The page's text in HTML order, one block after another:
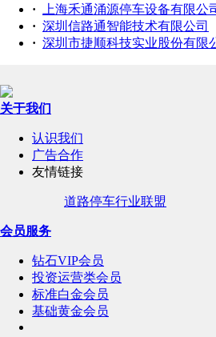
·
上海禾通涌源停车设备有限公
· 深圳信路通智能技术有限公司
· 深圳市捷顺科技实业股份有限
关于我们
认识我们
广告合作
友情链接
道路停车行业联盟
会员服务
钻石VIP会员
投资运营类会员
标准白金会员
基础黄金会员